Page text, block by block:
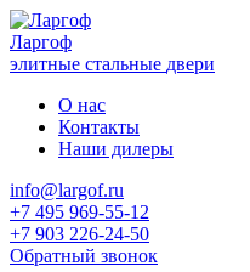
Ларгоф
элитные стальные двери
О нас
Контакты
Наши дилеры
info@largof.ru
+7 495 969-55-12
+7 903 226-24-50
Обратный звонок